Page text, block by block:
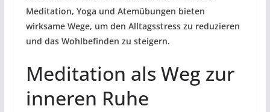
Meditation, Yoga und Atemübungen bieten
wirksame Wege, um den Alltagsstress zu reduzieren
und das Wohlbefinden zu steigern.
Meditation als Weg zur
inneren Ruhe